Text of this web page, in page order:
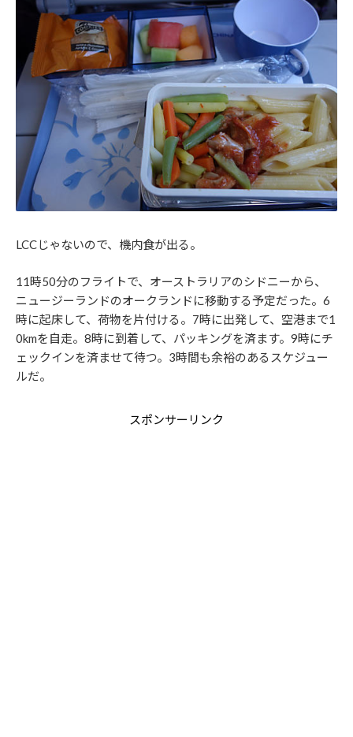
LCCじゃないので、機内食が出る。
11時50分のフライトで、オーストラリアのシドニーから、
ニュージーランドのオークランドに移動する予定だった。6
時に起床して、荷物を片付ける。7時に出発して、空港まで1
0kmを自走。8時に到着して、パッキングを済ます。9時にチ
ェックインを済ませて待つ。3時間も余裕のあるスケジュー
ルだ。
スポンサーリンク